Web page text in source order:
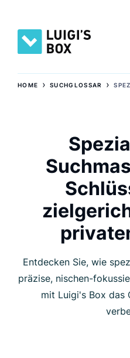
HOME ›SUCHGLOSSAR ›
Entdecken Sie, wie
präzise, nischen-
mit Luigi's Box das